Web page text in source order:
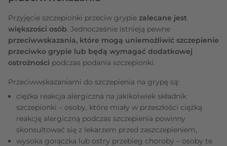
Przyjęcie szczepionki przeciw grypie zalecane jest
większości osób. Jednocześnie istnieją pewne
przeciwwskazania, które mogą uniemożliwić szczepienie
przeciwko grypie lub będą wymagać dodatkowej
ostrożności podczas podania szczepionki.
Przeciwwskazaniami do szczepienia na grypę są:
ciężka reakcja alergiczna na jakikolwiek składnik
szczepionki – osoby, które miały w przeszłości ciężką
reakcję alergiczną podczas szczepienia powinny
skonsultować się z lekarzem przed zaszczepieniem,
wysoka gorączka lub ostry przebieg choroby – osoby te